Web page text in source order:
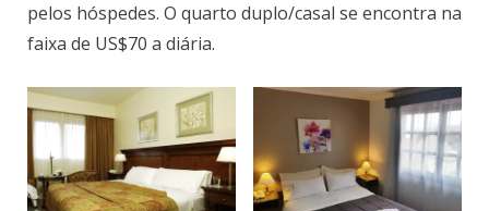
pelos hóspedes. O quarto duplo/casal se encontra na
faixa de US$70 a diária.